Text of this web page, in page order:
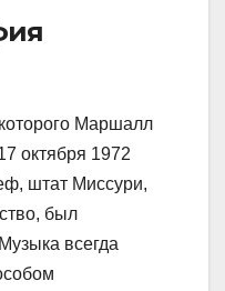
Маршалл
октября 1972
штат Миссури,
был
всегда